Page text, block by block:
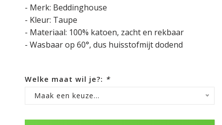
- Merk: Beddinghouse
- Kleur: Taupe
- Materiaal: 100% katoen, zacht en rekbaar
- Wasbaar op 60°, dus huisstofmijt dodend
Welke maat wil je?: *
Maak een keuze...